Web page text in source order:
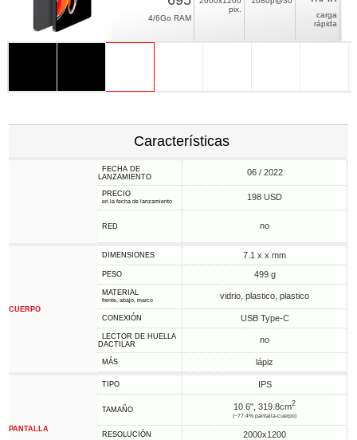
4/6Go RAM
pix.
carga
rápida
Características
FECHA DE
LANZAMIENTO
06 / 2022
PRECIO
en la fecha de lanzamiento 198 USD
RED no
CUERPO
DIMENSIONES 7.1 x x mm
PESO 499 g
MATERIAL
frente, abajo, marco vidrio, plastico, plastico
CONEXIÓN USB Type-C
LECTOR DE HUELLA
DACTILAR
no
MÁS lápiz
PANTALLA
TIPO IPS
TAMAÑO 10.6", 319.8cm2
(~77.4% pantalla-cuerpo)
RESOLUCIÓN 2000x1200